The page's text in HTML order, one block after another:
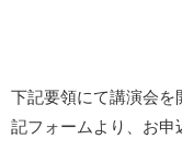
下記要領にて講演会
記フォームより、お申